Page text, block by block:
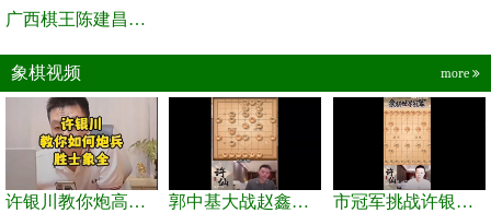
广西棋王陈建昌直播间
象棋视频 more
许银川教你炮高兵士象全如何赢士象全，简单四步即可 郭中基大战赵鑫鑫，许银川激情讲解 市冠军挑战许银川，急进中兵变化真激烈！